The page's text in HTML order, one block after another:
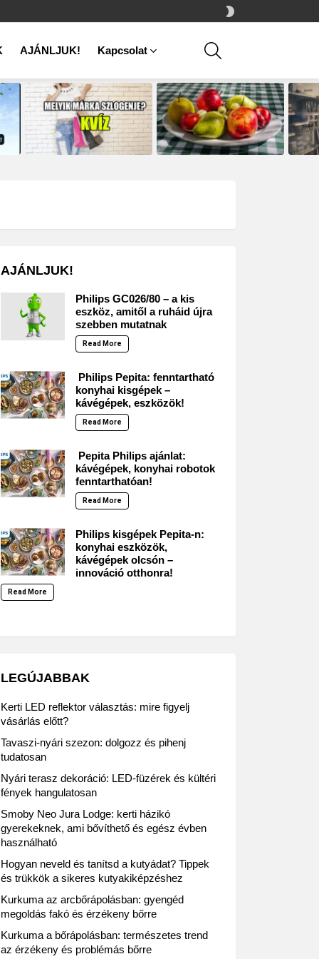
SKIN
AJÁNLJUK! Kapcsolat
AJÁNLJUK!
Philips GC026/80 – a kis
eszköz, amitől a ruháid újra
szebben mutatnak
Read More
Philips Pepita: fenntartható
konyhai kisgépek –
kávégépek, eszközök!
Read More
Pepita Philips ajánlat:
kávégépek, konyhai robotok
fenntarthatóan!
Read More
Philips kisgépek Pepita-n:
konyhai eszközök,
kávégépek olcsón –
innováció otthonra!
Read More
LEGÚJABBAK
Kerti LED reflektor választás: mire figyelj
vásárlás előtt?
Tavaszi-nyári szezon: dolgozz és pihenj
tudatosan
Nyári terasz dekoráció: LED-füzérek és kültéri
fények hangulatosan
Smoby Neo Jura Lodge: kerti házikó
gyerekeknek, ami bővíthető és egész évben
használható
Hogyan neveld és tanítsd a kutyádat? Tippek
és trükkök a sikeres kutyakiképzéshez
Kurkuma az arcbőrápolásban: gyengéd
megoldás fakó és érzékeny bőrre
Kurkuma a bőrápolásban: természetes trend
az érzékeny és problémás bőrre